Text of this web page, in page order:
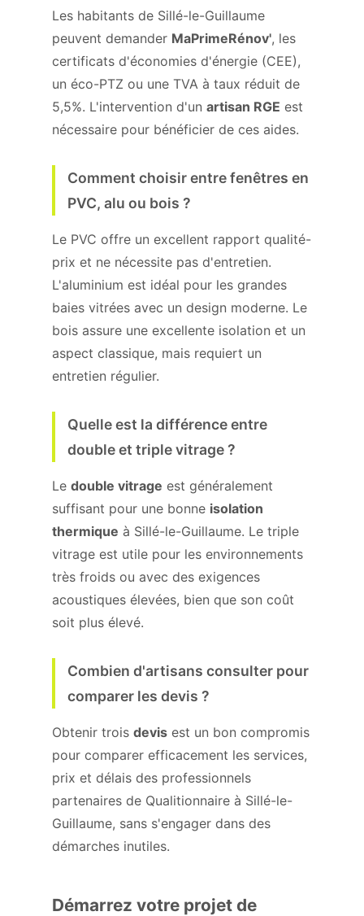
Les habitants de Sillé-le-Guillaume
peuvent demander MaPrimeRénov', les
certificats d'économies d'énergie (CEE),
un éco-PTZ ou une TVA à taux réduit de
5,5%. L'intervention d'un artisan RGE est
nécessaire pour bénéficier de ces aides.
Comment choisir entre fenêtres en
PVC, alu ou bois ?
Le PVC offre un excellent rapport qualité-
prix et ne nécessite pas d'entretien.
L'aluminium est idéal pour les grandes
baies vitrées avec un design moderne. Le
bois assure une excellente isolation et un
aspect classique, mais requiert un
entretien régulier.
Quelle est la différence entre
double et triple vitrage ?
Le double vitrage est généralement
suffisant pour une bonne isolation
thermique à Sillé-le-Guillaume. Le triple
vitrage est utile pour les environnements
très froids ou avec des exigences
acoustiques élevées, bien que son coût
soit plus élevé.
Combien d'artisans consulter pour
comparer les devis ?
Obtenir trois devis est un bon compromis
pour comparer efficacement les services,
prix et délais des professionnels
partenaires de Qualitionnaire à Sillé-le-
Guillaume, sans s'engager dans des
démarches inutiles.
Démarrez votre projet de